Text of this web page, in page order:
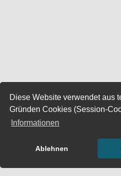
Diese Website verwendet aus
Gründen Cookies (Session-
Informationen
Ablehnen